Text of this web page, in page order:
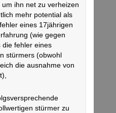
ihn net zu verheizen
mehr potential als
eines 17jährigen
(wie gegen
die fehler eines
stürmers (obwohl
die ausnahme von
stürmer zu